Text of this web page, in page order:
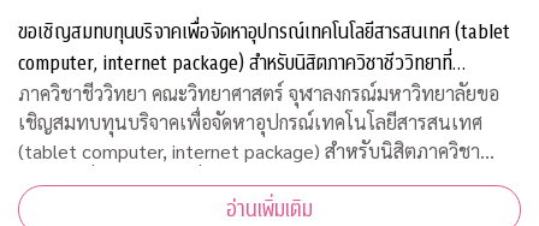
ขอเชิญสมทบทุนบริจาคเพื่อจัดหาอุปกรณ์เทคโนโลยีสารสนเทศ (tablet
computer, internet package) สำหรับนิสิตภาควิชาชีววิทยาที่
ขาดแคลน
ภาควิชาชีววิทยา คณะวิทยาศาสตร์ จุฬาลงกรณ์มหาวิทยาลัยขอ
เชิญสมทบทุนบริจาคเพื่อจัดหาอุปกรณ์เทคโนโลยีสารสนเทศ
(tablet computer, internet package) สำหรับนิสิตภาควิชา
ชีววิทยาที่ขาดแคลน เพื่อใช้เรียนออนไลน์ในวิถีปรกติใหม่ บริจาค
เข้ากองทุน "
อ่านเพิ่มเติม